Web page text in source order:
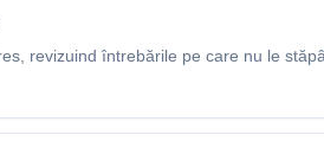
revizuind întrebările pe care nu le